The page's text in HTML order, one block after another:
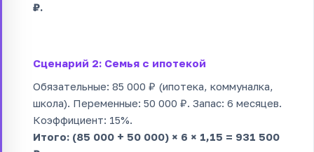
₽.
Сценарий 2: Семья с ипотекой
Обязательные: 85 000 ₽ (ипотека, коммуналка,
школа). Переменные: 50 000 ₽. Запас: 6 месяцев.
Коэффициент: 15%.
Итого: (85 000 + 50 000) × 6 × 1,15 = 931 500